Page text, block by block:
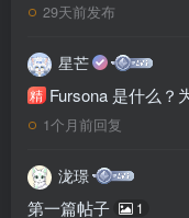
29天前发布
星芒
精 Fursona 是什么？
1个月前回复
泷璟
第一篇帖子 1